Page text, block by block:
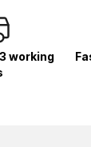
working